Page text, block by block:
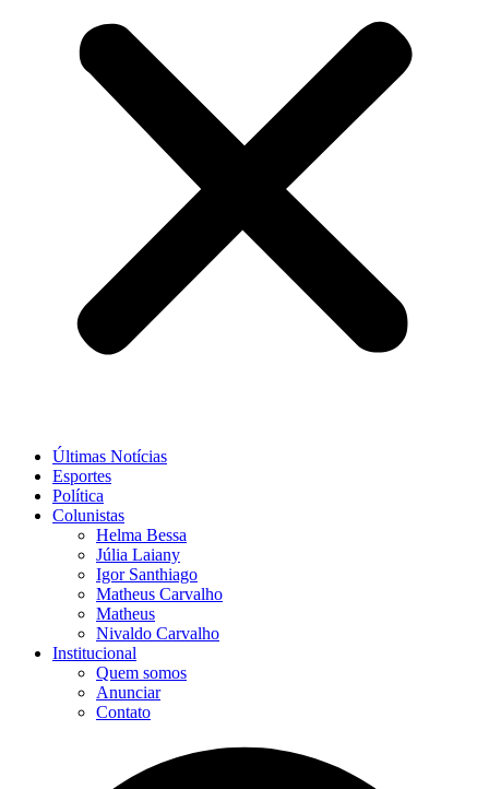
Últimas Notícias
Esportes
Política
Colunistas
Helma Bessa
Júlia Laiany
Igor Santhiago
Matheus Carvalho
Matheus
Nivaldo Carvalho
Institucional
Quem somos
Anunciar
Contato